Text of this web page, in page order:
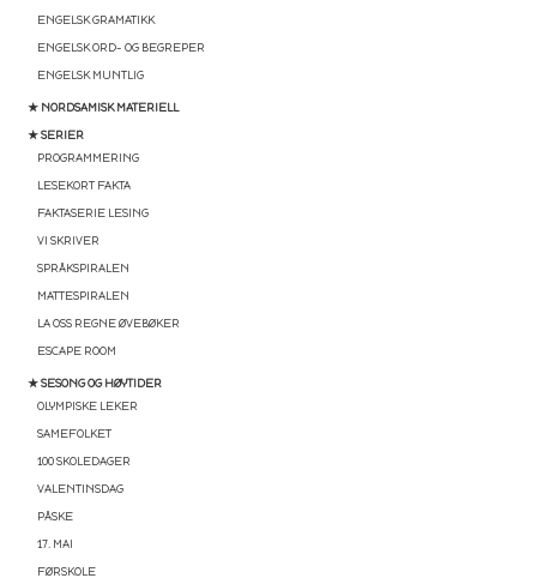
ENGELSK GRAMATIKK
ENGELSK ORD- OG BEGREPER
ENGELSK MUNTLIG
★ NORDSAMISK MATERIELL
★ SERIER
PROGRAMMERING
LESEKORT FAKTA
FAKTASERIE LESING
VI SKRIVER
SPRÅKSPIRALEN
MATTESPIRALEN
LA OSS REGNE ØVEBØKER
ESCAPE ROOM
★ SESONG OG HØYTIDER
OLYMPISKE LEKER
SAMEFOLKET
100 SKOLEDAGER
VALENTINSDAG
PÅSKE
17. MAI
FØRSKOLE